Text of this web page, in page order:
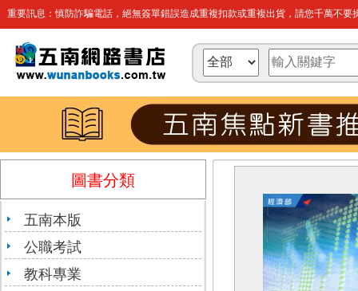
重要訊息：慎防詐騙電話，絕無簽單錯誤造成重複扣款或重複出貨，請您千萬不要
圖書分類
五南本版
公職考試
教科專業